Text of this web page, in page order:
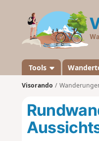
Tools
Visorando